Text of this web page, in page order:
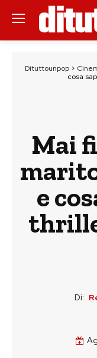
Dituttounpop>
cosa
Mai
e
Di: